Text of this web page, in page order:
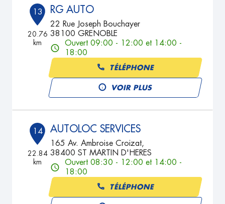
13
20.76
km
RG AUTO
22 Rue Joseph Bouchayer
38100 GRENOBLE
Ouvert 09:00 - 12:00 et 14:00 -
18:00
TÉLÉPHONE
VOIR PLUS
14
22.84
km
AUTOLOC SERVICES
165 Av. Ambroise Croizat,
38400 ST MARTIN D'HERES
Ouvert 08:30 - 12:00 et 14:00 -
18:00
TÉLÉPHONE